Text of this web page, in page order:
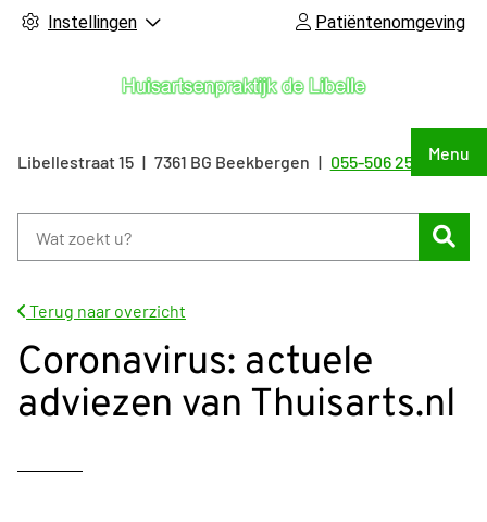
Instellingen Patiëntenomgeving
Menu
Libellestraat15 7361 BG Beekbergen Tel:
055-506 25 55
Terug naar overzicht
Coronavirus: actuele
adviezen van Thuisarts.nl